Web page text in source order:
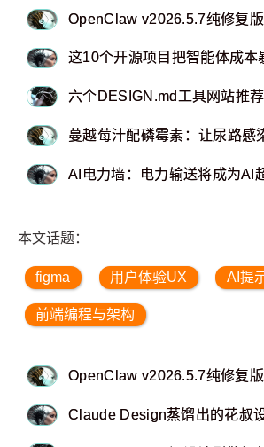
OpenClaw v2026.5.7纯修复
这10个开源项目把智能体成
六个DESIGN.md工具网站推
蔓越莓汁配磷霉素：让尿路感
AI电力墙：电力输送将成为AI
本文话题：
figma 用户体验UX AI提
前端编程与架构
OpenClaw v2026.5.7纯修复
Claude Design蒸馏出的花叔